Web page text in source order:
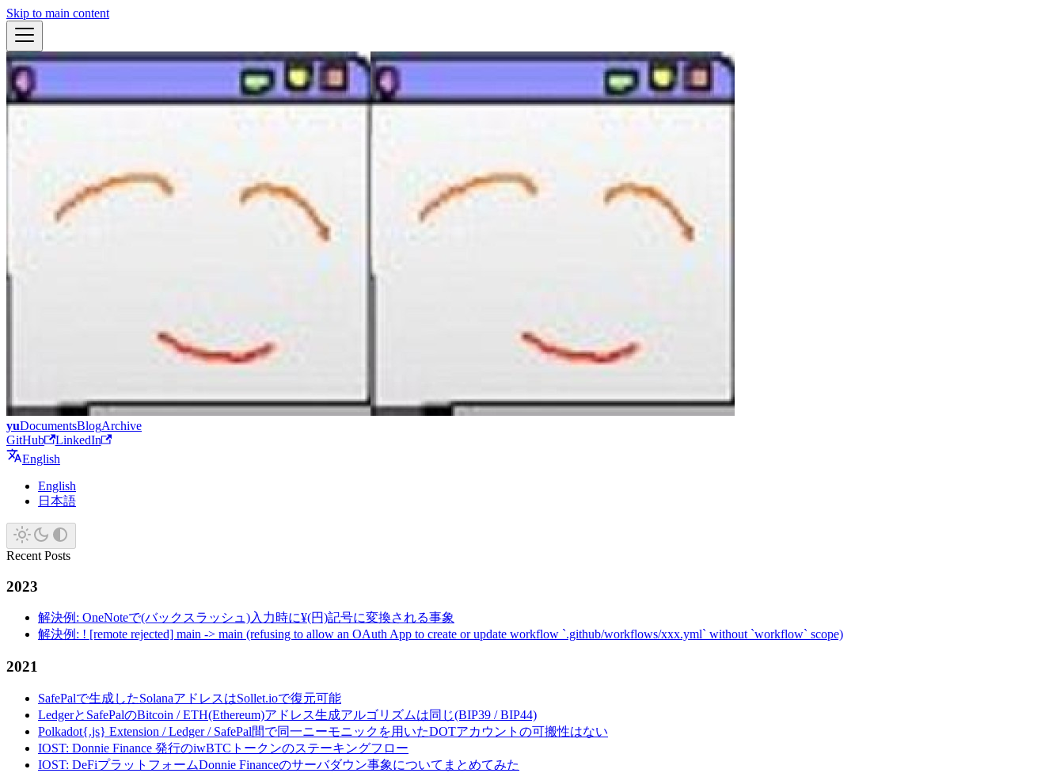
Skip to main content
yuDocumentsBlogArchive
GitHub
LinkedIn
English
English
日本語
Recent Posts
2023
解決例: OneNoteで(バックスラッシュ)入力時に¥(円)記号に変換される事象
解決例: ! [remote rejected] main -> main (refusing to allow an OAuth App to create or update workflow `.github/workflows/xxx.yml` without `workflow` scope)
2021
SafePalで生成したSolanaアドレスはSollet.ioで復元可能
LedgerとSafePalのBitcoin / ETH(Ethereum)アドレス生成アルゴリズムは同じ(BIP39 / BIP44)
Polkadot{.js} Extension / Ledger / SafePal間で同一ニーモニックを用いたDOTアカウントの可搬性はない
IOST: Donnie Finance 発行のiwBTCトークンのステーキングフロー
IOST: DeFiプラットフォームDonnie Financeのサーバダウン事象についてまとめてみた